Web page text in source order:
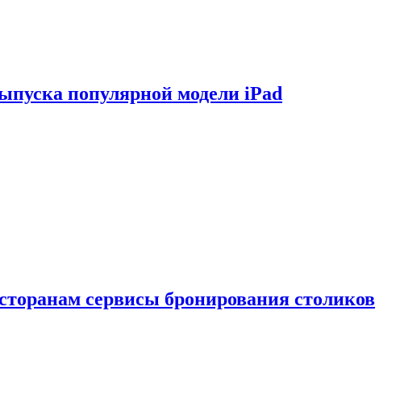
популярной модели iPad
сервисы бронирования столиков